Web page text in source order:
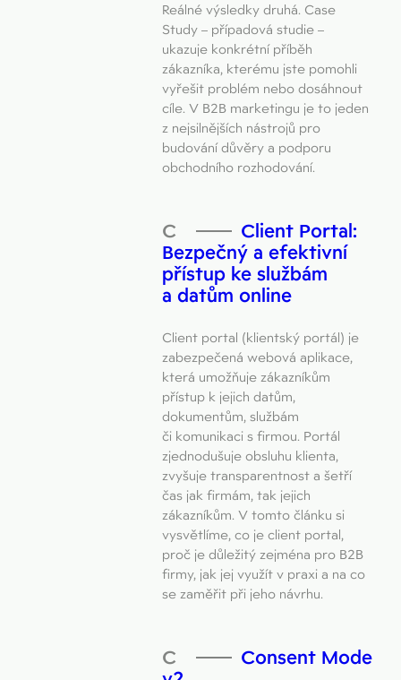
Reálné výsledky druhá. Case
Study – případová studie –
ukazuje konkrétní příběh
zákazníka, kterému jste pomohli
vyřešit problém nebo dosáhnout
cíle. V B2B marketingu je to jeden
z nejsilnějších nástrojů pro
budování důvěry a podporu
obchodního rozhodování.
Client Portal:
Bezpečný a efektivní
přístup ke službám
a datům online
Client portal (klientský portál) je
zabezpečená webová aplikace,
která umožňuje zákazníkům
přístup k jejich datům,
dokumentům, službám
či komunikaci s firmou. Portál
zjednodušuje obsluhu klienta,
zvyšuje transparentnost a šetří
čas jak firmám, tak jejich
zákazníkům. V tomto článku si
vysvětlíme, co je client portal,
proč je důležitý zejména pro B2B
firmy, jak jej využít v praxi a na co
se zaměřit při jeho návrhu.
Consent Mode